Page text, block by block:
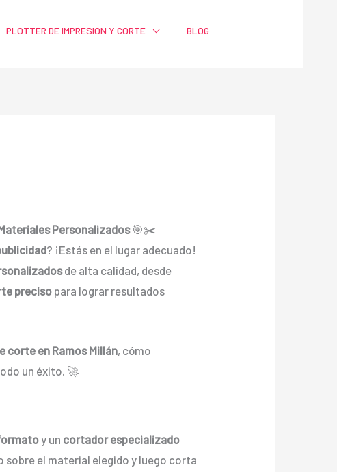
PLOTTER DE IMPRESION Y CORTE
BLOG
Personalizados🎯✂️
? ¡Estás en el lugar adecuado!
de alta calidad, desde
precisopara lograr resultados
corte en Ramos Millán, cómo
un éxito. 🚀
y un cortador especializado
sobre el material elegido y luego corta